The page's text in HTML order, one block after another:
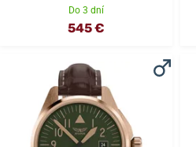
Do 3 dní
545 €